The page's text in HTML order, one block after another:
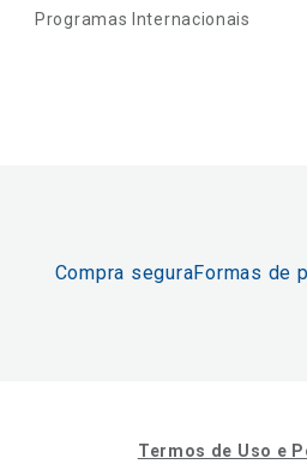
Programas Internacionais
Compra seguraFormas de
Termos de Uso e